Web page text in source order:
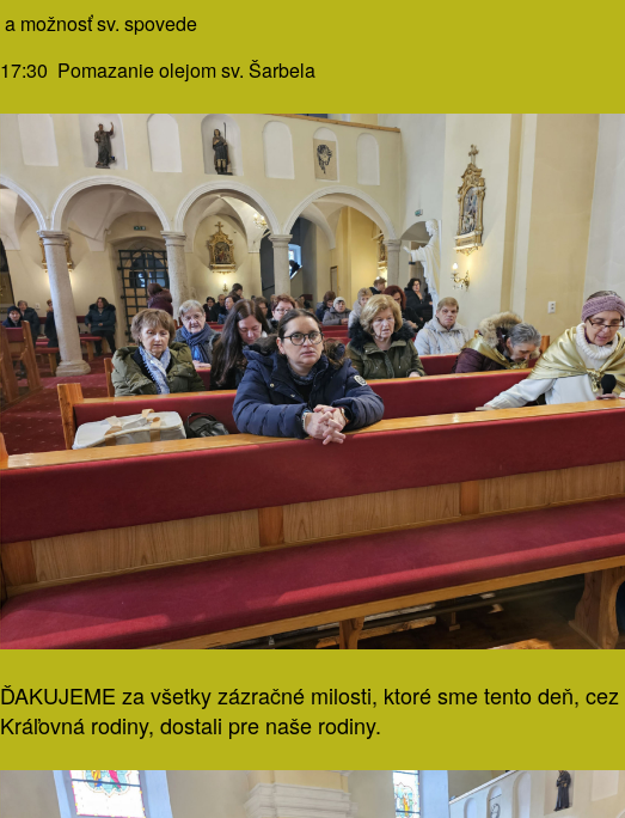
a možnosť sv. spovede
17:30 Pomazanie olejom sv. Šarbela
ĎAKUJEME za všetky zázračné milosti, ktoré sme tento deň, cez
Kráľovná rodiny, dostali pre naše rodiny.